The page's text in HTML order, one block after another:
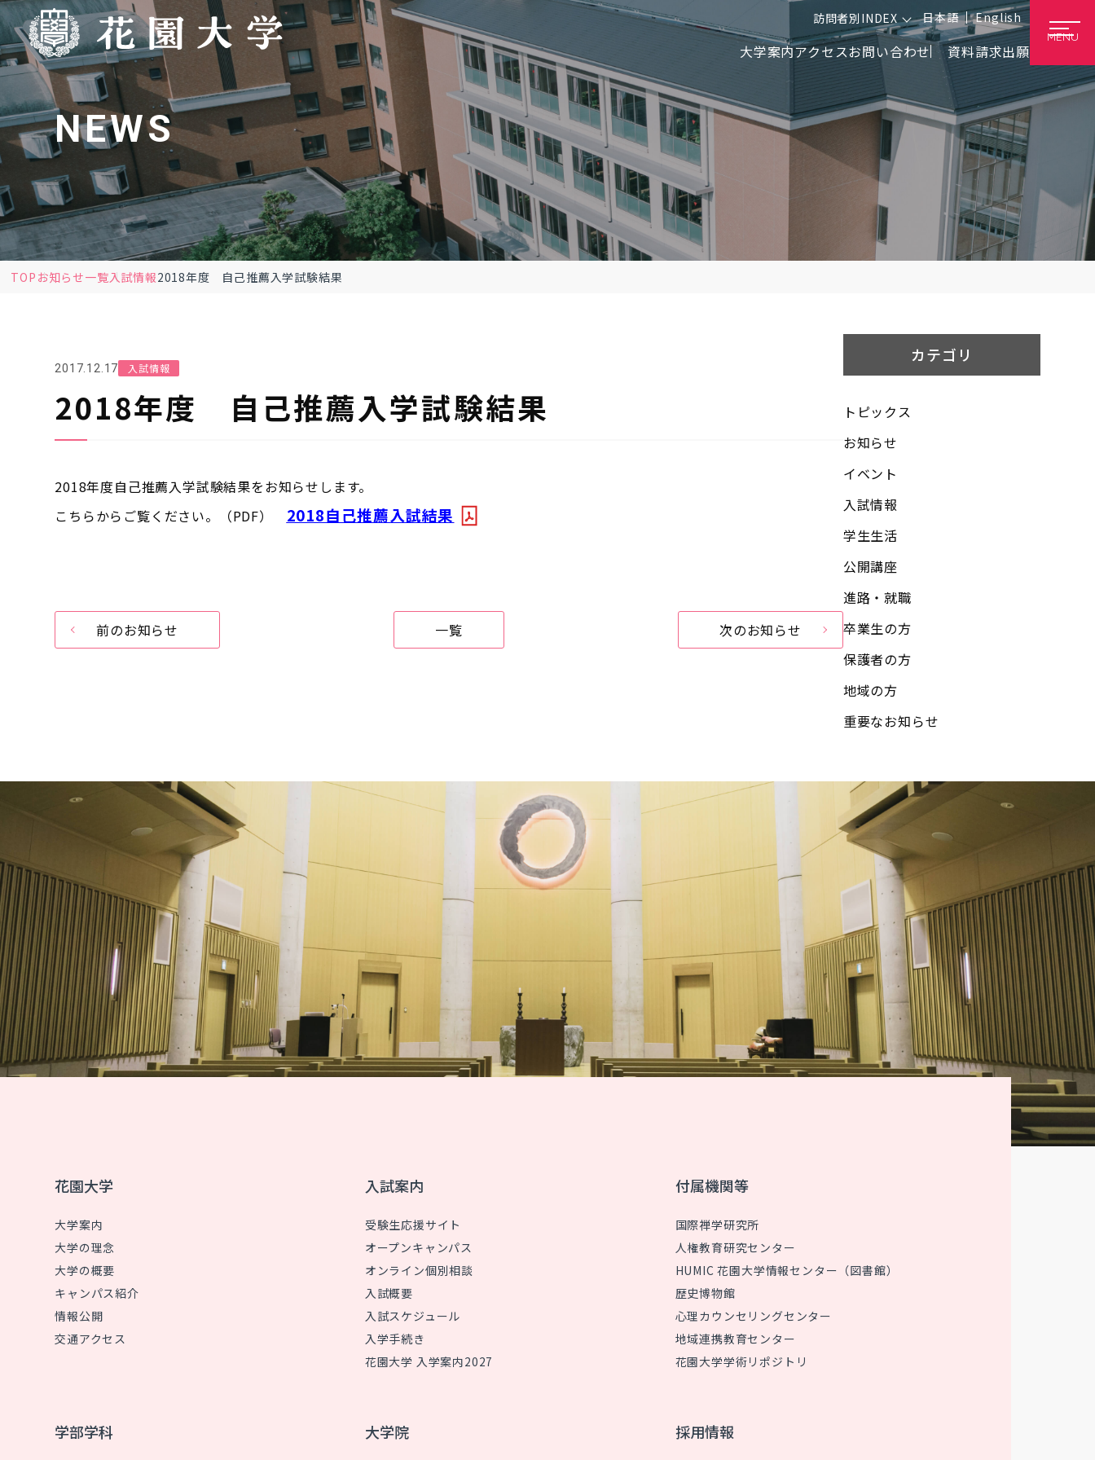
訪問者別INDEX 日本語 English
大学案内アクセスお問い合わせ 資料請求出願
MENU
NEWS
TOP お知らせ一覧入試情報2018年度 自己推薦入学試験結果
2017.12.17 入試情報
2018年度 自己推薦入学試験結果
2018年度自己推薦入学試験結果をお知らせします。
こちらからご覧ください。（PDF） 2018自己推薦入試結果
前のお知らせ 一覧 次のお知らせ
カテゴリ
トピックス
お知らせ
イベント
入試情報
学生生活
公開講座
進路・就職
卒業生の方
保護者の方
地域の方
重要なお知らせ
花園大学
大学案内
大学の理念
大学の概要
キャンパス紹介
情報公開
交通アクセス
入試案内
受験生応援サイト
オープンキャンパス
オンライン個別相談
入試概要
入試スケジュール
入学手続き
花園大学 入学案内2027
付属機関等
国際禅学研究所
人権教育研究センター
HUMIC 花園大学情報センター（図書館）
歴史博物館
心理カウンセリングセンター
地域連携教育センター
花園大学学術リポジトリ
学部学科 大学院 採用情報